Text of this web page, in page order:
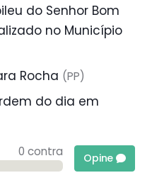
do Senhor Bom
no Município
Rocha (PP)
do dia em
0 contra Opine